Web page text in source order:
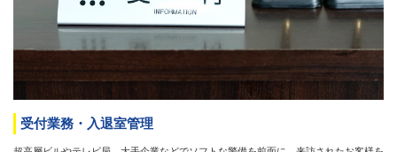
受付業務・入退室管理